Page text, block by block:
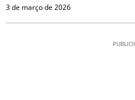
3 de março de 2026